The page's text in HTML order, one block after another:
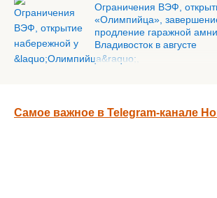
Ограничения ВЭФ,
«Олимпийца»,
продление гаражной
Владивосток в августе
Самое важное в Telegram-канале